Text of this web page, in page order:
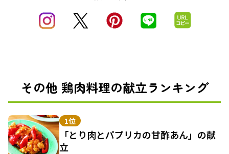
その他 鶏肉料理の献立ランキング
1位
「とり肉とパプリカの甘酢あん」の献
立